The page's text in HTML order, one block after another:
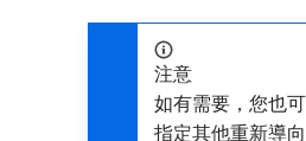
注意
如有需要，您也
指定其他重新導向